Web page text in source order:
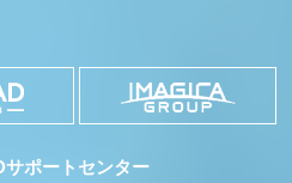
ポートセンター